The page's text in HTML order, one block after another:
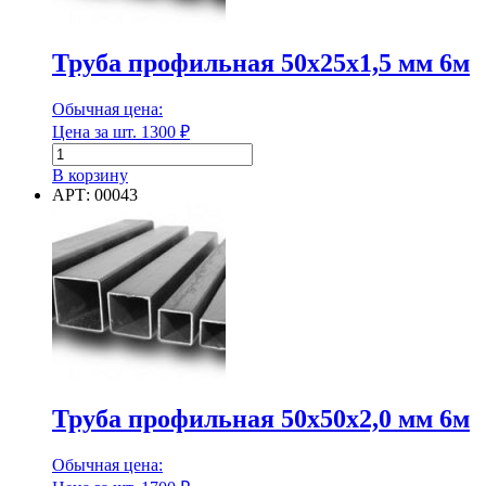
Нижняя часть
Общая ширина в развороте
Общая ширина в развороте
Основной материал
Труба профильная 50х25х1,5 мм 6м
Обычная цена:
Цена за шт. 1300 ₽
Количество
товара
Труба
50х25х1,5
мм
6м
В корзину
АРТ: 00043
Труба профильная 50х50х2,0 мм 6м
Обычная цена: